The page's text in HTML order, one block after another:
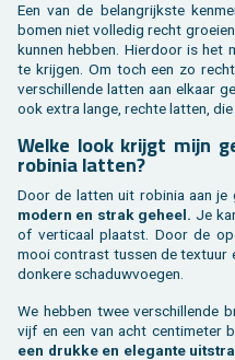
Een van de be­lang­rijk­ste
bomen niet vol­le­dig recht
kun­nen heb­ben. Hier­door is het
te krij­gen. Om toch een zo
ver­schil­len­de lat­ten aan el­kaar
ook extra lange, rech­te lat­ten,
Welke look krijgt mijn
ro­bi­nia lat­ten?
Door de lat­ten uit ro­bi­nia aan je
mo­dern en strak ge­heel. Je
of ver­ti­caal plaatst. Door de
mooi con­trast tus­sen de tex­tuur
don­ke­re scha­duw­voe­gen.
We heb­ben twee ver­schil­len­de
vijf en een van acht cen­ti­me­ter
een druk­ke en ele­gan­te